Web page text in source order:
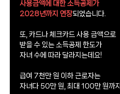
사용금액에 대한 소득공제가
2028년까지 연장되었습니다.
또, 카드나 체크카드 사용 금액으로
받을 수 있는 소득공제 한도가
자녀 수에 따라 달라지는데요!
급여 7천만 원 이하 근로자는
자녀다 50만 원, 최대 100만 원까지